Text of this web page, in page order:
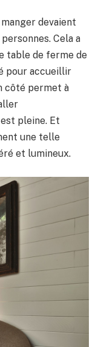
devaient
Cela a
table de ferme de
pour accueillir
côté permet à
pleine. Et
une telle
et lumineux.